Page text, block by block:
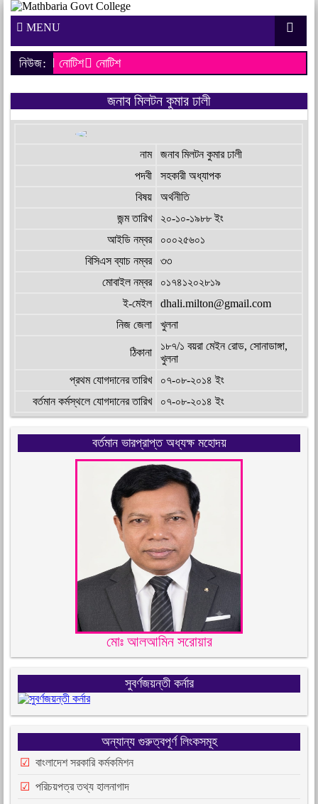
MENU
নিউজ: নোটিশ
নোটিশ
জনাব মিলটন কুমার ঢালী
নাম
জনাব মিলটন কুমার ঢালী
পদবী
সহকারী অধ্যাপক
বিষয়
অর্থনীতি
জন্ম তারিখ
২০-১০-১৯৮৮ ইং
আইডি নম্বর
০০০২৫৬০১
বিসিএস ব্যাচ নম্বর
৩৩
মোবাইল নম্বর
০১৭৪১২০২৮১৯
ই-মেইল
dhali.milton@gmail.com
নিজ জেলা
খুলনা
ঠিকানা
১৮৭/১ বয়রা মেইন রোড, সোনাডাঙ্গা,
খুলনা
প্রথম যোগদানের তারিখ
০৭-০৮-২০১৪ ইং
বর্তমান কর্মস্থলে যোগদানের তারিখ
০৭-০৮-২০১৪ ইং
বর্তমান ভারপ্রাপ্ত অধ্যক্ষ মহোদয়
মোঃ আলআমিন সরোয়ার
সুবর্ণজয়ন্তী কর্নার
অন্যান্য গুরুত্বপূর্ণ লিংকসমূহ
বাংলাদেশ সরকারি কর্মকমিশন
পরিচয়পত্র তথ্য হালনাগাদ